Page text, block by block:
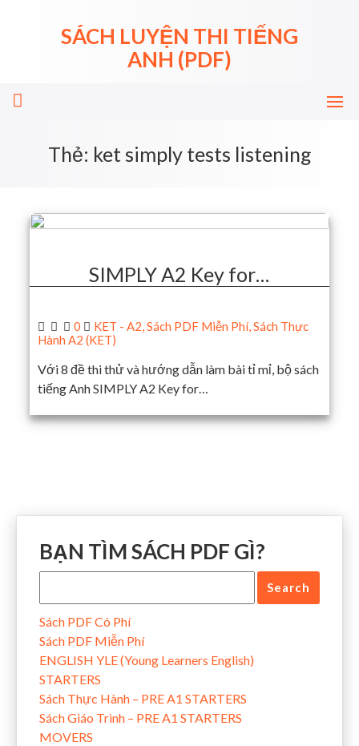
SÁCH LUYỆN THI TIẾNG
ANH (PDF)
Thẻ: ket simply tests listening
SIMPLY A2 Key for…
0 KET - A2,Sách PDF Miễn Phí,Sách Thực
Hành A2 (KET)
Với 8 đề thi thử và hướng dẫn làm bài tỉ mỉ, bộ sách
tiếng Anh SIMPLY A2 Key for…
BẠN TÌM SÁCH PDF GÌ?
Sách PDF Có Phí
Sách PDF Miễn Phí
ENGLISH YLE (Young Learners English)
STARTERS
Sách Thực Hành – PRE A1 STARTERS
Sách Giáo Trình – PRE A1 STARTERS
MOVERS